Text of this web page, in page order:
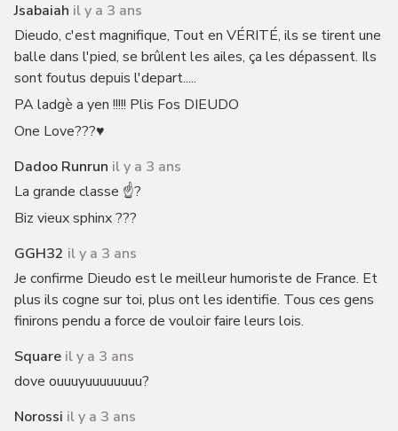
Jsabaiah il y a 3 ans
Dieudo, c'est magnifique, Tout en VÉRITÉ, ils se tirent une
balle dans l'pied, se brûlent les ailes, ça les dépassent. Ils
sont foutus depuis l'depart.....
PA ladgè a yen !!!!! Plis Fos DIEUDO
One Love???♥️
Dadoo Runrun il y a 3 ans
La grande classe ☝?
Biz vieux sphinx ???
GGH32 il y a 3 ans
Je confirme Dieudo est le meilleur humoriste de France. Et
plus ils cogne sur toi, plus ont les identifie. Tous ces gens
finirons pendu a force de vouloir faire leurs lois.
Square il y a 3 ans
dove ouuuyuuuuuuuu?
Norossi il y a 3 ans